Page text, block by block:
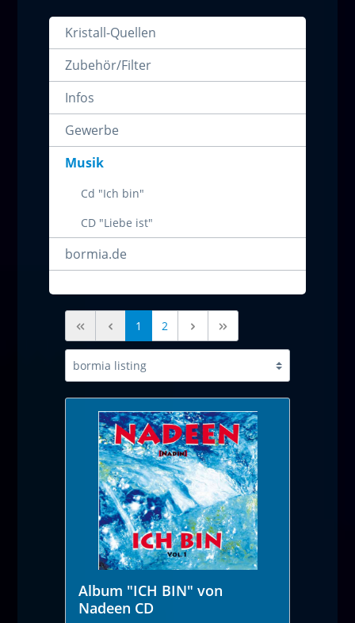
Kristall-Quellen
Zubehör/Filter
Infos
Gewerbe
Musik
Cd "Ich bin"
CD "Liebe ist"
bormia.de
1 2
Album "ICH BIN" von
Nadeen CD